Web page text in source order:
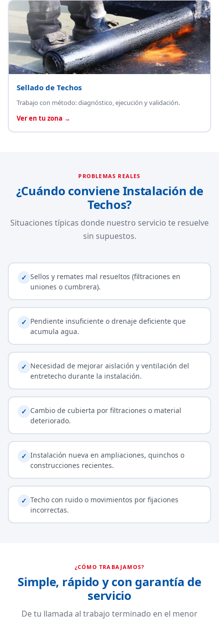
Sellado de Techos
Trabajo con método: diagnóstico, ejecución y validación.
Ver en tu zona →
PROBLEMAS REALES
¿Cuándo conviene Instalación de
Techos?
Situaciones típicas donde nuestro servicio te resuelve
sin supuestos.
✓ Sellos y remates mal resueltos (filtraciones en
uniones o cumbrera).
✓ Pendiente insuficiente o drenaje deficiente que
acumula agua.
✓ Necesidad de mejorar aislación y ventilación del
entretecho durante la instalación.
✓ Cambio de cubierta por filtraciones o material
deteriorado.
✓ Instalación nueva en ampliaciones, quinchos o
construcciones recientes.
✓ Techo con ruido o movimientos por fijaciones
incorrectas.
¿CÓMO TRABAJAMOS?
Simple, rápido y con garantía de
servicio
De tu llamada al trabajo terminado en el menor